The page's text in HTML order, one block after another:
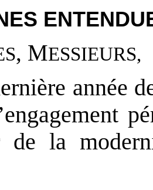
, MESSIEURS,
année
de la